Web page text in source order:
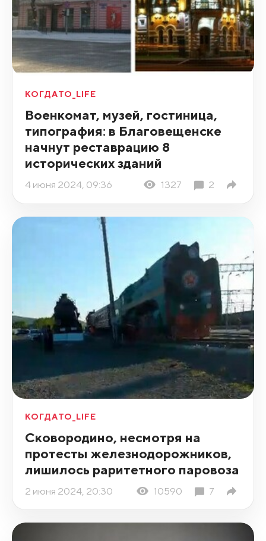
КОГДАТО_LIFE
Военкомат, музей, гостиница,
типография: в Благовещенске
начнут реставрацию 8
исторических зданий
4 июня 2024, 09:36 1327 2
КОГДАТО_LIFE
Сковородино, несмотря на
протесты железнодорожников,
лишилось раритетного паровоза
2 июня 2024, 20:30 10590 7